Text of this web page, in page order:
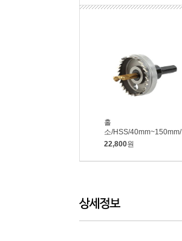
홀
소/HSS/40mm~150mm/
옵션선택/동해
22,800원